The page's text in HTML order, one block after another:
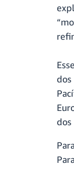
dos
dos